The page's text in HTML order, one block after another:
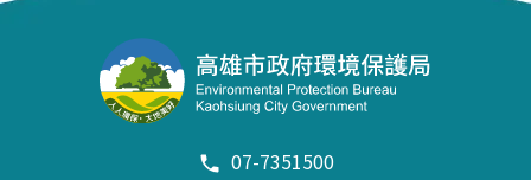
07-7351500